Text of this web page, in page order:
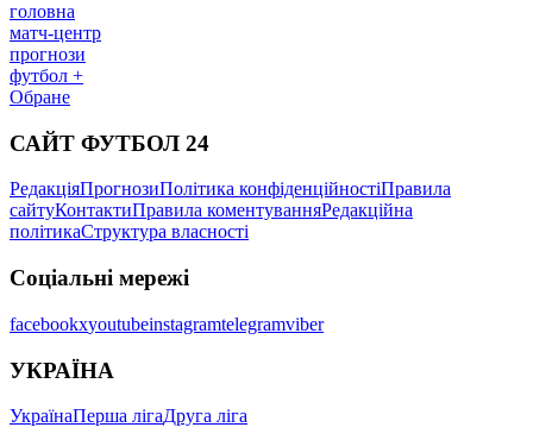
головна
матч-центр
прогнози
футбол +
Обране
САЙТ ФУТБОЛ 24
РедакціяПрогнозиПолітика конфіденційностіПравила
сайтуКонтактиПравила коментуванняРедакційна
політикаСтруктура власності
Соціальні мережі
facebookxyoutubeinstagramtelegramviber
УКРАЇНА
УкраїнаПерша лігаДруга ліга